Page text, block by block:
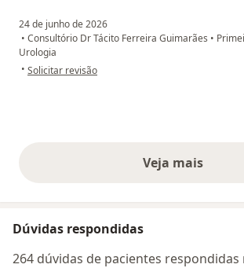
24 de junho de 2026
• Consultório Dr Tácito Ferreira Guimarães •
Urologia
• na opinião do utilizador Simone michetti e leandro
Solicitar revisão
Veja mais
opiniões
Dúvidas respondidas
264 dúvidas de pacientes